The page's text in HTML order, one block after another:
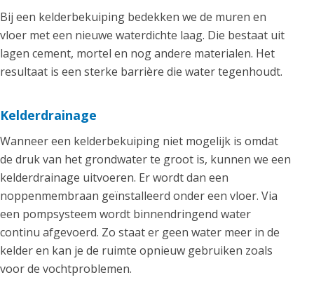
Bij een kelderbekuiping bedekken we de muren en
vloer met een nieuwe waterdichte laag. Die bestaat uit
lagen cement, mortel en nog andere materialen. Het
resultaat is een sterke barrière die water tegenhoudt.
Kelderdrainage
Wanneer een kelderbekuiping niet mogelijk is omdat
de druk van het grondwater te groot is, kunnen we een
kelderdrainage uitvoeren. Er wordt dan een
noppenmembraan geïnstalleerd onder een vloer. Via
een pompsysteem wordt binnendringend water
continu afgevoerd. Zo staat er geen water meer in de
kelder en kan je de ruimte opnieuw gebruiken zoals
voor de vochtproblemen.